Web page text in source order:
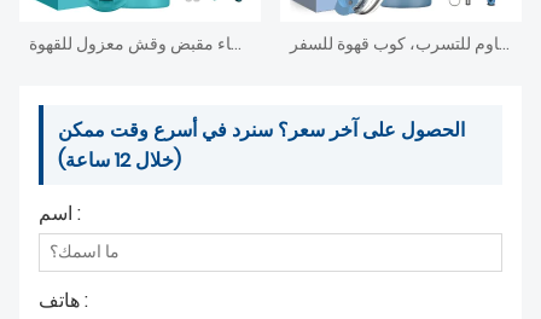
كوب سفر خارجي سعة 20 أونصة من الفولاذ المقاوم للصدأ كوب معزول بغطاء مقبض وقش معزول للقهوة كوب فايرين معزول بمقبض، كوب مزدوج الجدار من الفولاذ المقاوم للصدأ مع قش وأغطية، للمشروبات الباردة/الساخنة، مقاوم للتسرب، كوب قهوة للسفر
الحصول على آخر سعر؟ سنرد في أسرع وقت ممكن
(خلال 12 ساعة)
اسم :
هاتف :